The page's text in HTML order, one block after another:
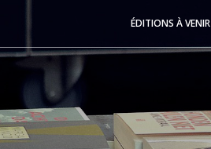
ÉDITIONS À VENIR